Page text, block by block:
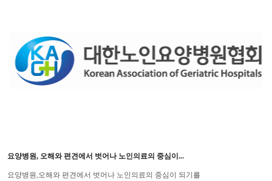
요양병원, 오해와 편견에서 벗어나 노인의료의 중심이...
요양병원,오해와 편견에서 벗어나 노인의료의 중심이 되기를